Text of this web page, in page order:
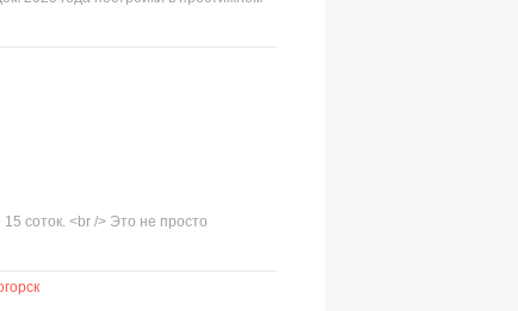
соток. <br /> Это не просто